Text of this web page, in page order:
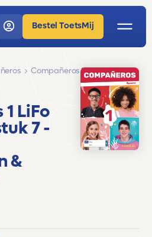
Bestel ToetsMij
Compañeros 1 LiFo (A1)
LiFo
7 -
&